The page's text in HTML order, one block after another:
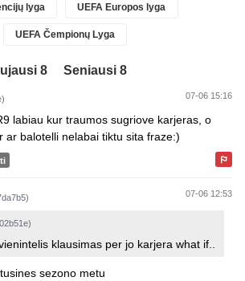
lyga UEFA Europos lyga
UEFA Čempionų Lyga
8
Seniausi 8
07-06 15:16
labiau kur traumos sugriove karjeras, o
ar balotelli nelabai tiktu sita fraze:)
07-06 12:53
klausimas per jo karjera what if..
sezono metu